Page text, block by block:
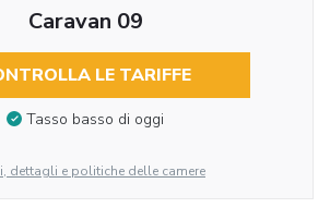
Caravan 09
LE TARIFFE
Tasso basso di oggi
dettagli e politiche delle camere